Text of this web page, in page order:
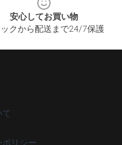
安心してお買い物
クから配送まで24/7保護
リシー